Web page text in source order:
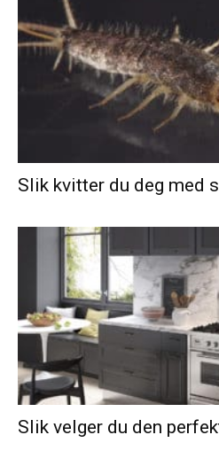
Slik kvitter du deg med
Slik velger du den